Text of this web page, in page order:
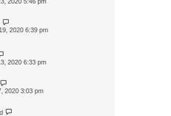
2020 6:39 pm
2020 6:33 pm
2020 3:03 pm